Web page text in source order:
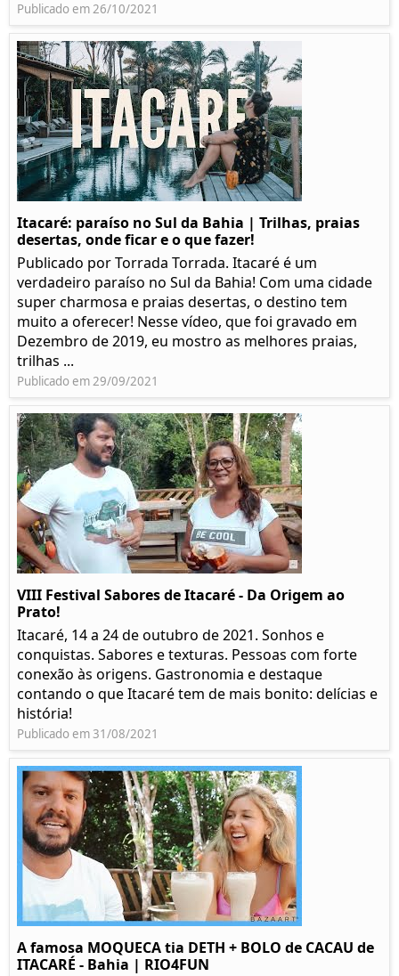
Publicado em 26/10/2021
Itacaré: paraíso no Sul da Bahia | Trilhas, praias
desertas, onde ficar e o que fazer!
Publicado por Torrada Torrada. Itacaré é um
verdadeiro paraíso no Sul da Bahia! Com uma cidade
super charmosa e praias desertas, o destino tem
muito a oferecer! Nesse vídeo, que foi gravado em
Dezembro de 2019, eu mostro as melhores praias,
trilhas ...
Publicado em 29/09/2021
VIII Festival Sabores de Itacaré - Da Origem ao
Prato!
Itacaré, 14 a 24 de outubro de 2021. Sonhos e
conquistas. Sabores e texturas. Pessoas com forte
conexão às origens. Gastronomia e destaque
contando o que Itacaré tem de mais bonito: delícias e
história!
Publicado em 31/08/2021
A famosa MOQUECA tia DETH + BOLO de CACAU de
ITACARÉ - Bahia | RIO4FUN